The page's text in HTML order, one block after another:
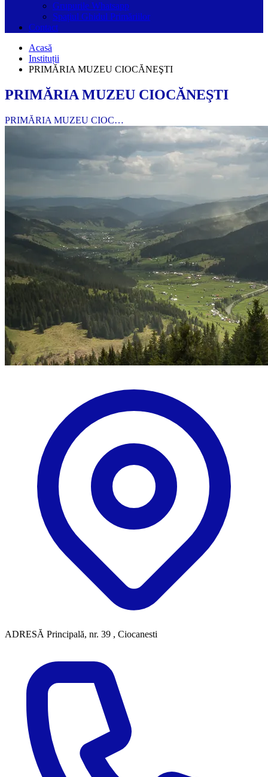
Grupurile Whatsapp
Spațiul Ghidul Primăriilor
Contact
Acasă
Instituții
PRIMĂRIA MUZEU CIOCĂNEŞTI
PRIMĂRIA MUZEU CIOCĂNEŞTI
PRIMĂRIA MUZEU CIOC…
ADRESĂ Principală, nr. 39 , Ciocanesti